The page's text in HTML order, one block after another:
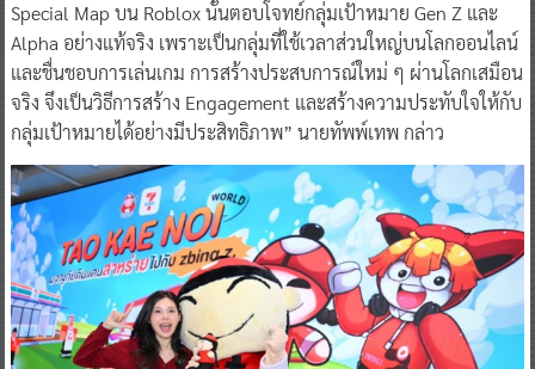
Special Map บน Roblox นั้นตอบโจทย์กลุ่มเป้าหมาย Gen Z และ
Alpha อย่างแท้จริง เพราะเป็นกลุ่มที่ใช้เวลาส่วนใหญ่บนโลกออนไลน์
และชื่นชอบการเล่นเกม การสร้างประสบการณ์ใหม่ ๆ ผ่านโลกเสมือน
จริง จึงเป็นวิธีการสร้าง Engagement และสร้างความประทับใจให้กับ
กลุ่มเป้าหมายได้อย่างมีประสิทธิภาพ” นายทัพพ์เทพ กล่าว